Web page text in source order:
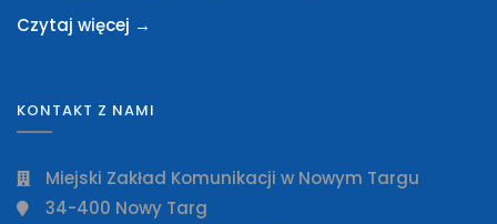
Czytaj więcej →
KONTAKT Z NAMI
Miejski Zakład Komunikacji w Nowym Targu
34-400 Nowy Targ